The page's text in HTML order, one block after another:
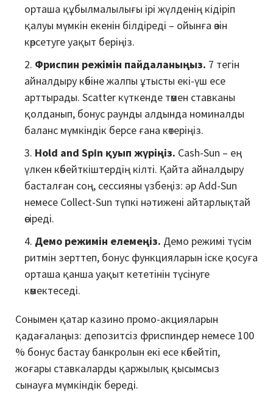
орташа құбылмалылығы ірі жүлденің кідіріп
қалуы мүмкін екенін білдіреді – ойынға өзін
көрсетуге уақыт беріңіз.
Фриспин режімін пайдаланыңыз. 7 тегін
айналдыру көбіне жалпы ұтысты екі-үш есе
арттырады. Scatter күткенде төмен ставканы
қолданып, бонус раунды алдында номиналды
баланс мүмкіндік берсе ғана көтеріңіз.
Hold and Spin қуып жүріңіз. Cash-Sun – ең
үлкен көбейткіштердің кілті. Қайта айналдыру
басталған соң, сессияны үзбеңіз: әр Add-Sun
немесе Collect-Sun түпкі нәтиженi айтарлықтай
өсiредi.
Демо режимін елемеңіз. Демо режимі түсім
ритмін зерттеп, бонус функцияларын іске қосуға
орташа қанша уақыт кететінін түсінуге
көмектеседі.
Сонымен қатар казино промо-акцияларын
қадағалаңыз: депозитсіз фриспиндер немесе 100
% бонус бастау банкролын екі есе көбейтіп,
жоғары ставкаларды қаржылық қысымсыз
сынауға мүмкіндік береді.